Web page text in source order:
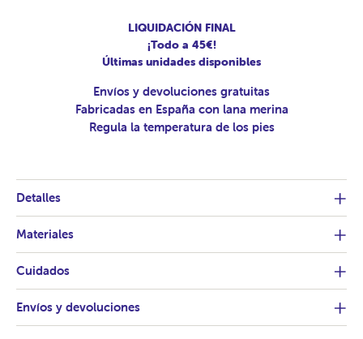
LIQUIDACIÓN FINAL
¡Todo a 45€!
Últimas unidades disponibles
Envíos y devoluciones gratuitas
Fabricadas en España con lana merina
Regula la temperatura de los pies
Detalles
Materiales
Cuidados
Envíos y devoluciones